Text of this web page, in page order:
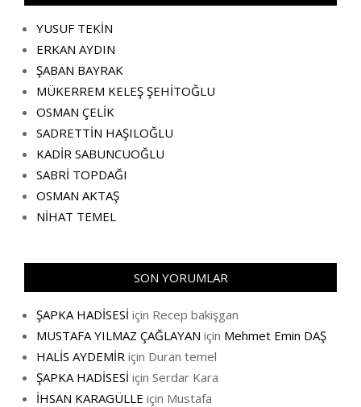
YUSUF TEKİN
ERKAN AYDIN
ŞABAN BAYRAK
MÜKERREM KELEŞ ŞEHİTOĞLU
OSMAN ÇELİK
SADRETTİN HAŞILOĞLU
KADİR SABUNCUOĞLU
SABRİ TOPDAĞI
OSMAN AKTAŞ
NİHAT TEMEL
SON YORUMLAR
ŞAPKA HADİSESİ için Recep bakişgan
MUSTAFA YILMAZ ÇAĞLAYAN için Mehmet Emin DAŞ
HALİS AYDEMİR için Duran temel
ŞAPKA HADİSESİ için Serdar Kara
İHSAN KARAGÜLLE için Mustafa